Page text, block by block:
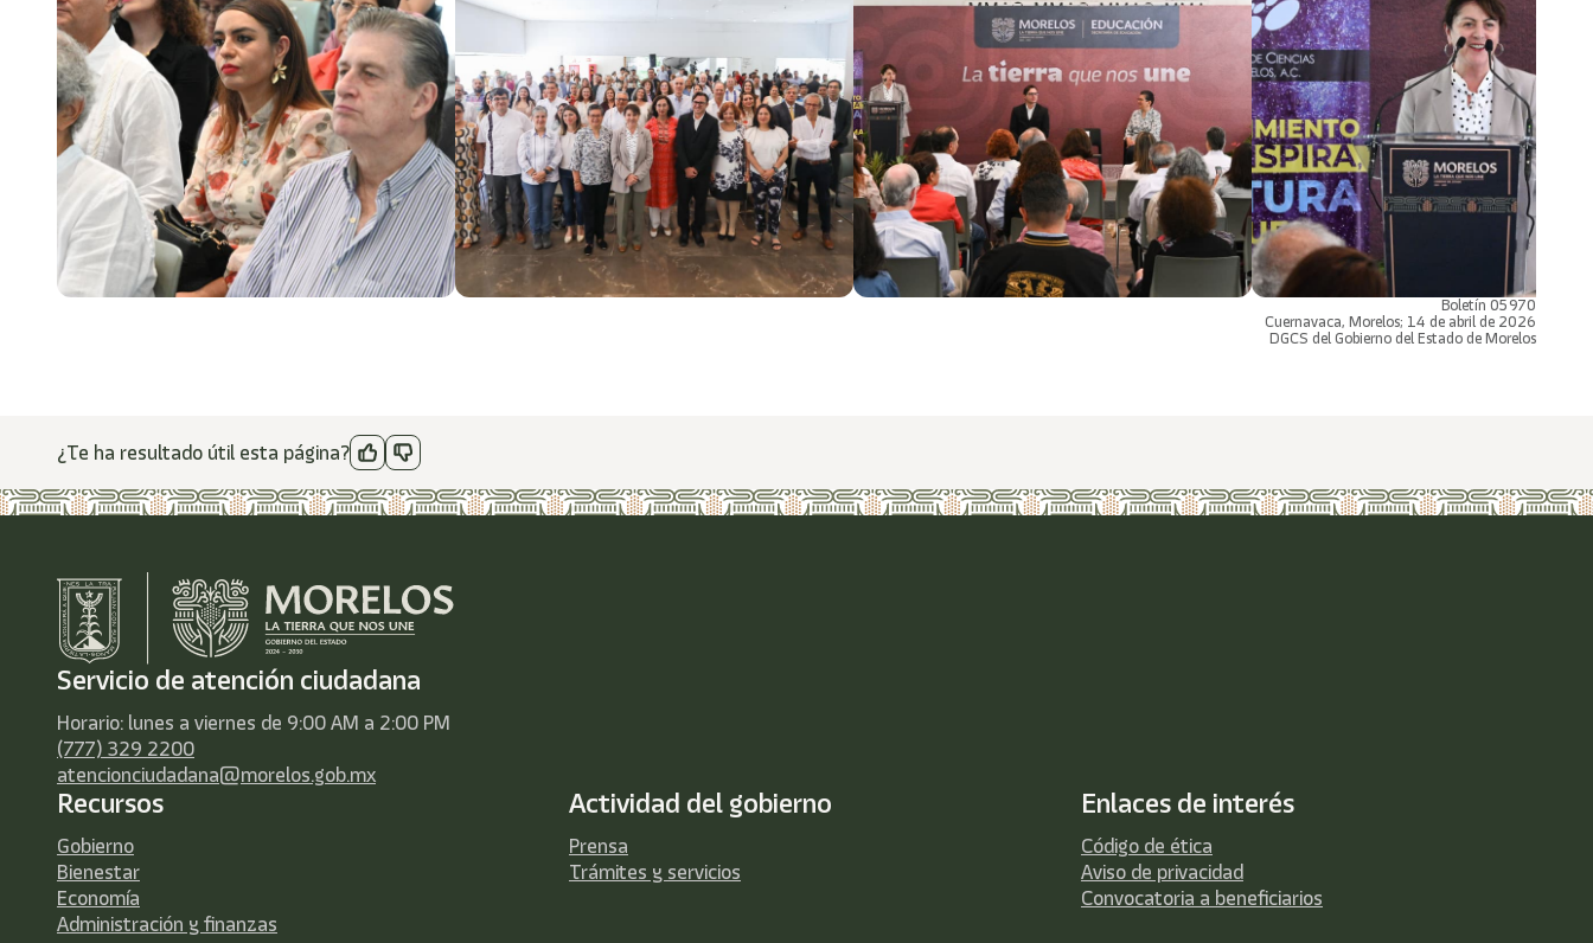
Boletín 05970
Cuernavaca, Morelos; 14 de abril de 2026
DGCS del Gobierno del Estado de Morelos
¿Te ha resultado útil esta página?
Servicio de atención ciudadana
Horario: lunes a viernes de 9:00 AM a 2:00 PM
(777) 329 2200
atencionciudadana@morelos.gob.mx
Recursos
Gobierno
Bienestar
Economía
Administración y finanzas
Actividad del gobierno
Prensa
Trámites y servicios
Enlaces de interés
Código de ética
Aviso de privacidad
Convocatoria a beneficiarios